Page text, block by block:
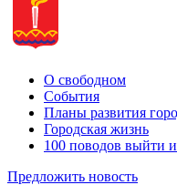
О свободном
События
Планы развития
Городская жизнь
100 поводов выйти
Предложить новость